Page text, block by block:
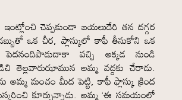
ఇంట్లోంచి చెప్పకుండా బయలుదేరి తన దగ్గర
ఒక చీర, ప్లాస్కులో కాఫీ తీసుకోని ఒక
వచ్చి అక్కడ నుండి
తెల్లవారుఝామున అమ్మ వద్దకు చేరాడు.
అమ్మ మంచం మీద పెట్టి, కాఫీ ఫ్లాస్కు క్రింద
కూర్చున్నాడు. అమ్మ ‘ఈ సమయంలో